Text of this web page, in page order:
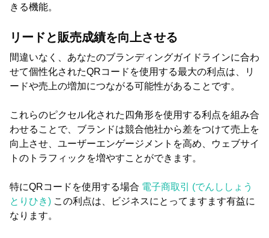
きる機能。
リードと販売成績を向上させる
間違いなく、あなたのブランディングガイドラインに合わ
せて個性化されたQRコードを使用する最大の利点は、リ
ードや売上の増加につながる可能性があることです。
これらのピクセル化された四角形を使用する利点を組み合
わせることで、ブランドは競合他社から差をつけて売上を
向上させ、ユーザーエンゲージメントを高め、ウェブサイ
トのトラフィックを増やすことができます。
特にQRコードを使用する場合 電子商取引 (でんししょう
とりひき) この利点は、ビジネスにとってますます有益に
なります。